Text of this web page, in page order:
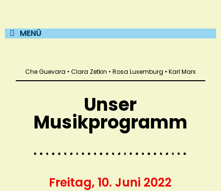
MENÜ
Che Guevara • Clara Zetkin • Rosa Luxemburg • Karl Marx
Unser
Musikprogramm
Freitag, 10. Juni 2022